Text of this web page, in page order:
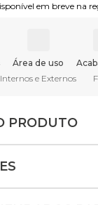
em breve na
Área de uso
Internos e Externos
PRODUTO